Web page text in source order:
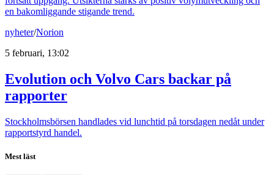
en bakomliggande stigande trend.
nyheter/Norion
5 februari, 13:02
Evolution och Volvo Cars backar på
rapporter
Stockholmsbörsen handlades vid lunchtid på torsdagen nedåt under
rapportstyrd handel.
Mest läst